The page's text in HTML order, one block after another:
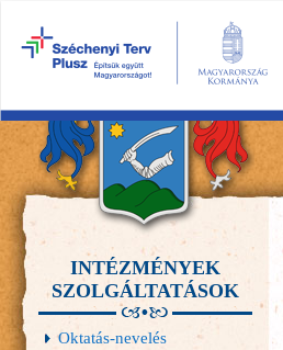
INTÉZMÉNYEK
SZOLGÁLTATÁSOK
Oktatás-nevelés